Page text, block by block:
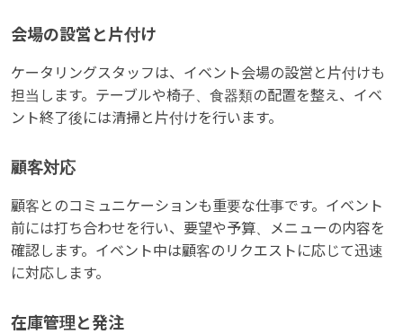
会場の設営と片付け
ケータリングスタッフは、イベント会場の設営と片付けも
担当します。テーブルや椅子、食器類の配置を整え、イベ
ント終了後には清掃と片付けを行います。
顧客対応
顧客とのコミュニケーションも重要な仕事です。イベント
前には打ち合わせを行い、要望や予算、メニューの内容を
確認します。イベント中は顧客のリクエストに応じて迅速
に対応します。
在庫管理と発注